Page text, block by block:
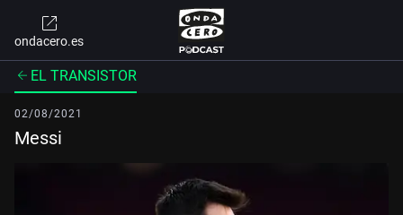
ondacero.es
EL TRANSISTOR
02/08/2021
Messi